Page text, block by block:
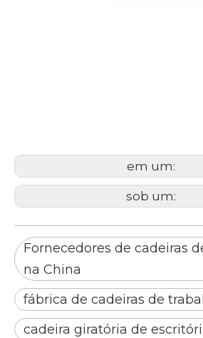
em um:
sob um:
Fornecedores de cadeiras
na China
fábrica de cadeiras de
cadeira giratória de